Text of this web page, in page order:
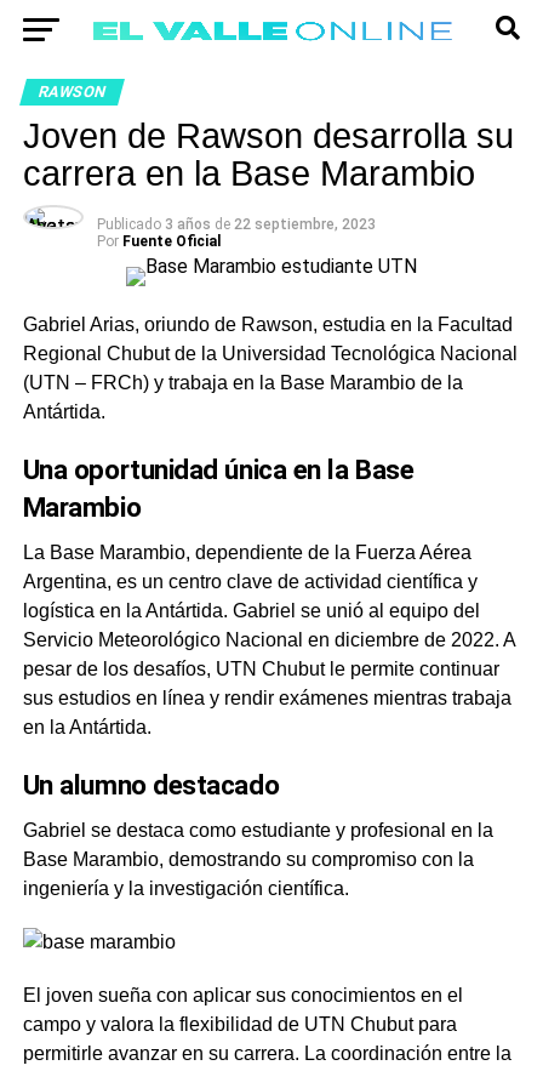
RAWSON
Joven de Rawson desarrolla su
carrera en la Base Marambio
Publicado 3 años de 22 septiembre, 2023
Por Fuente Oficial
Gabriel Arias, oriundo de Rawson, estudia en la Facultad
Regional Chubut de la Universidad Tecnológica Nacional
(UTN – FRCh) y trabaja en la Base Marambio de la
Antártida.
Una oportunidad única en la Base
Marambio
La Base Marambio, dependiente de la Fuerza Aérea
Argentina, es un centro clave de actividad científica y
logística en la Antártida. Gabriel se unió al equipo del
Servicio Meteorológico Nacional en diciembre de 2022. A
pesar de los desafíos, UTN Chubut le permite continuar
sus estudios en línea y rendir exámenes mientras trabaja
en la Antártida.
Un alumno destacado
Gabriel se destaca como estudiante y profesional en la
Base Marambio, demostrando su compromiso con la
ingeniería y la investigación científica.
El joven sueña con aplicar sus conocimientos en el
campo y valora la flexibilidad de UTN Chubut para
permitirle avanzar en su carrera. La coordinación entre la